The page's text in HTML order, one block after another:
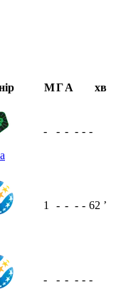
МГА хв
- - - - - -
1 - - - - 62 ʼ
- - - - - -